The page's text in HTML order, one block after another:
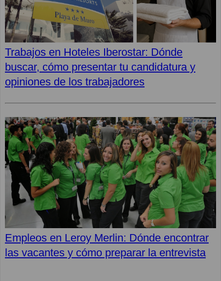
Trabajos en Hoteles Iberostar: Dónde
buscar, cómo presentar tu candidatura y
opiniones de los trabajadores
Empleos en Leroy Merlin: Dónde encontrar
las vacantes y cómo preparar la entrevista